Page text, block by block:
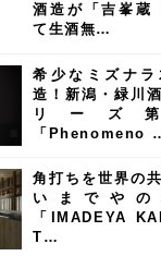
大阪府 3
台湾 2 アジア 2
静岡県 1 長
ンガポール 1 カナダ
徳島県
酒造が「吉峯蔵
て生酒無…
希少なミズナラ
造！新潟・緑川
リーズ
「Phenomeno
角打ちを世界の
いまでやの
「IMADEYA
T…